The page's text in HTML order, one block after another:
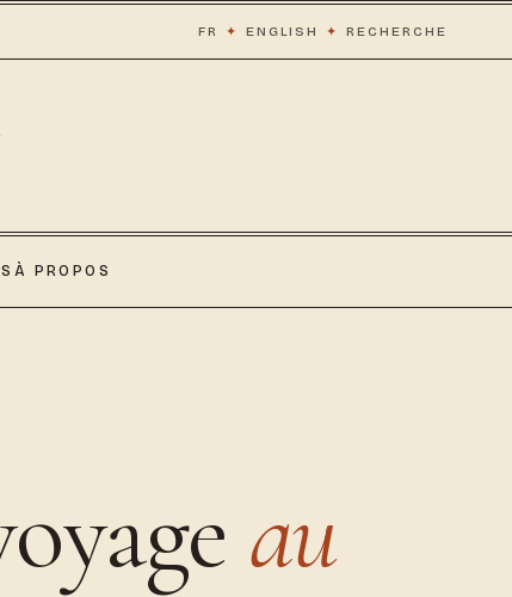
FR ✦ ENGLISH ✦ RECHERCHE
À PROPOS
au